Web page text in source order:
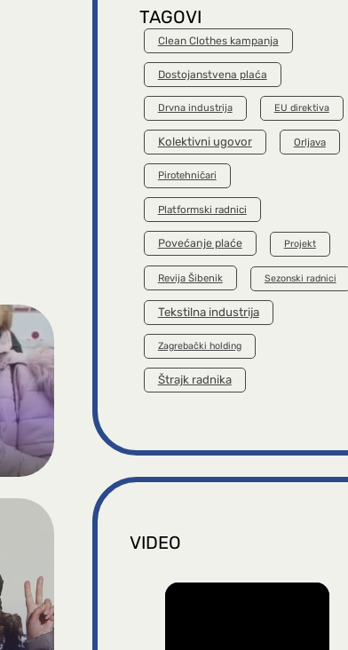
TAGOVI
Clean Clothes kampanja
Dostojanstvena plaća
Drvna industrija EU direktiva
Kolektivni ugovor Orljava
Pirotehničari
Platformski radnici
Povećanje plaće Projekt
Revija Šibenik Sezonski radnici
Tekstilna industrija
Zagrebački holding
Štrajk radnika
VIDEO